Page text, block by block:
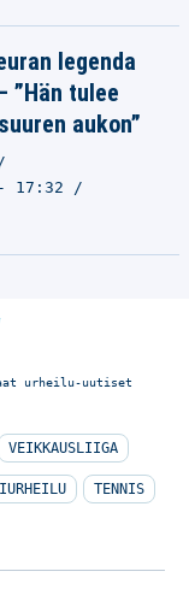
legenda
”Hän tulee
aukon”
17:32
urheilu-uutiset
VEIKKAUSLIIGA
TENNIS